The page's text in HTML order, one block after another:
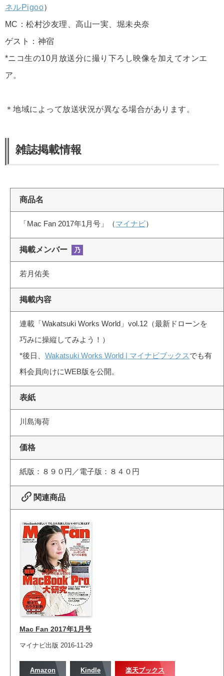
ネルPigoo）
MC：松村沙友理、高山一実、堀未央奈
ゲスト：神宿
*ニコ生の10月放送分に撮り下ろし映像を加えてオンエ
ア。
＊地域によって放送状況が異なる場合があります。
雑誌掲載情報
商品名
「Mac Fan 2017年1月号」（マイナビ）
掲載メンバー 乃
若月佑美
掲載内容
連載「Wakatsuki Works World」vol.12（最新ドローンを
巧みに操縦してみよう！）
*後日、 Wakatsuki Works World | マイナビブックスでも有
料会員向けにWEB版を公開。
表紙
川島海荷
価格
紙版：８９０円／電子版：８４０円
関連商品
Mac Fan 2017年1月号
マイナビ出版 2016-11-29
Amazon Kindle 楽天ブックス